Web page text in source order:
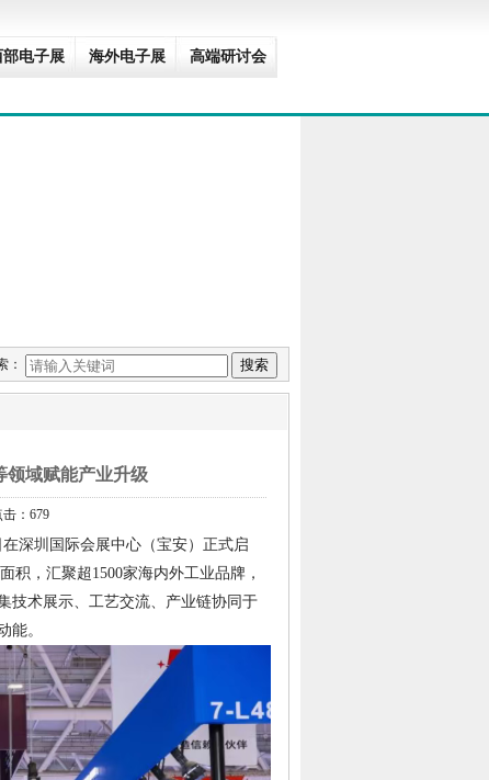
部电子展 海外电子展 高端研讨会
电子展启幕在 ◆
：
领域赋能产业升级
： 679
深圳国际会展中心（宝安）正式启
积，汇聚超1500家海内外工业品牌，
技术展示、工艺交流、产业链协同于
能。